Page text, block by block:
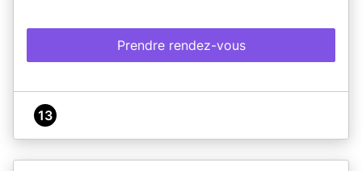
Prendre rendez-vous
13